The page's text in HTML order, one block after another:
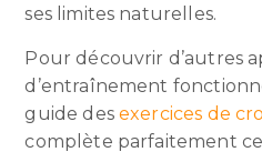
ses limites naturelles.
Pour découvrir d’autres
d’entraînement
guide desexercices de
complète parfaitement